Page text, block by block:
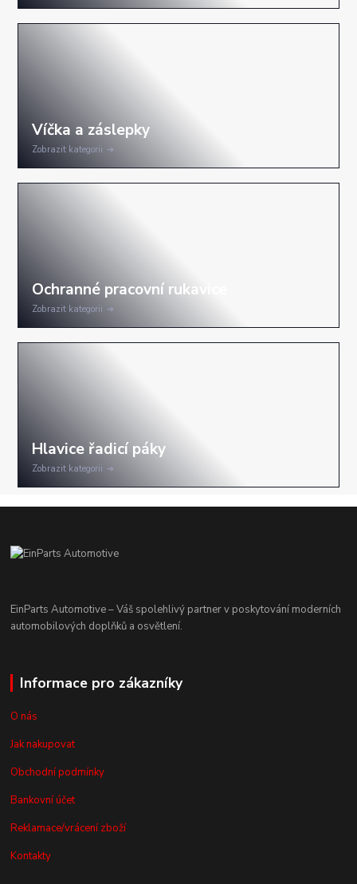
Zobrazit kategorii
Zobrazit kategorii
Zobrazit kategorii
EinParts Automotive – Váš spolehlivý partner v poskytování moderních
automobilových doplňků a osvětlení.
Informace pro zákazníky
O nás
Jak nakupovat
Obchodní podmínky
Bankovní účet
Reklamace/vrácení zboží
Kontakty